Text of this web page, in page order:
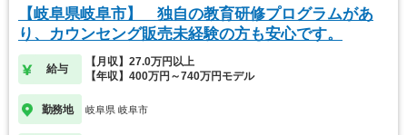
【岐阜県岐阜市】 独自の教育研修プログラムがあ
り、カウンセング販売未経験の方も安心です。
給与
【月収】27.0万円以上
【年収】400万円～740万円モデル
勤務地 岐阜県 岐阜市